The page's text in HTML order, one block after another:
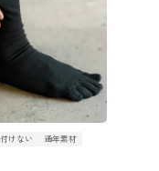
けない
通年素材